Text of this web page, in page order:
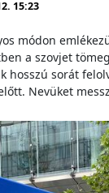
15:23
módon
a szovjet
hosszú sorát
Nevüket